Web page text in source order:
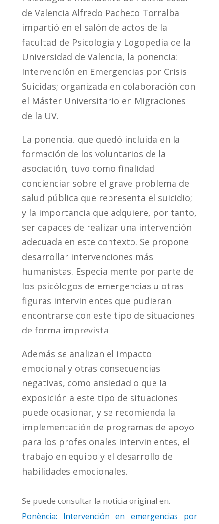
de Valencia Alfredo Pacheco Torralba
impartió en el salón de actos de la
facultad de Psicología y Logopedia de la
Universidad de Valencia, la ponencia:
Intervención en Emergencias por Crisis
Suicidas; organizada en colaboración con
el Máster Universitario en Migraciones
de la UV.
La ponencia, que quedó incluida en la
formación de los voluntarios de la
asociación, tuvo como finalidad
concienciar sobre el grave problema de
salud pública que representa el suicidio;
y la importancia que adquiere, por tanto,
ser capaces de realizar una intervención
adecuada en este contexto. Se propone
desarrollar intervenciones más
humanistas. Especialmente por parte de
los psicólogos de emergencias u otras
figuras intervinientes que pudieran
encontrarse con este tipo de situaciones
de forma imprevista.
Además se analizan el impacto
emocional y otras consecuencias
negativas, como ansiedad o que la
exposición a este tipo de situaciones
puede ocasionar, y se recomienda la
implementación de programas de apoyo
para los profesionales intervinientes, el
trabajo en equipo y el desarrollo de
habilidades emocionales.
Se puede consultar la noticia original en:
Ponència: Intervención en emergencias por